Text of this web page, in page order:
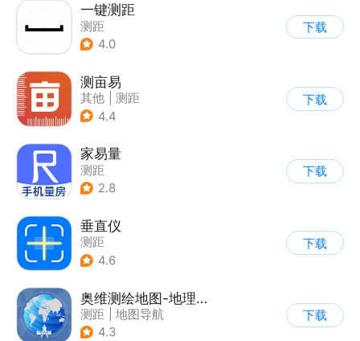
一键测距
测距
4.0
下载
测亩易
其他
测距
4.4
下载
家易量
测距
2.8
下载
垂直仪
测距
4.6
下载
奥维测绘地图-地理规划好助手
测距
地图导航
| 其他测量工具
4.3
下载